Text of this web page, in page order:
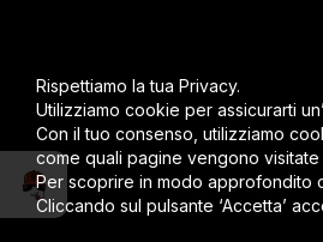
Parla con Timmy
Rispettiamo la tua Privacy.
Utilizziamo cookie per assicurarti
Con il tuo consenso, utilizziamo
come quali pagine vengono visitate
Per scoprire in modo approfondito
Cliccando sul pulsante ‘Accetta’